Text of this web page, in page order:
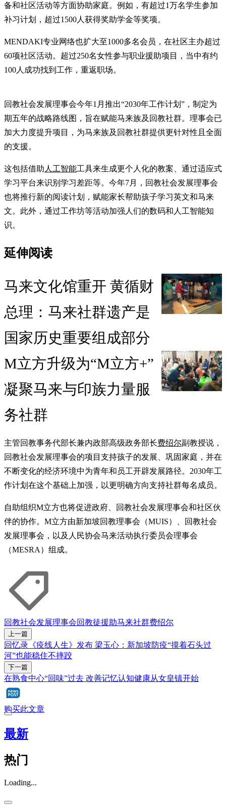
备和社区活动等方面协助家庭。例如，有超过1万名学生参加
补习计划，超过1500人获得奖助学金等奖项。
MENDAKI专业网络也扩大至1000多名会员，在社区主办超过
60项社区活动。超过250名女性参与职业援助项目，当中有约
100人成功找到工作，重返职场。
回教社会发展理事会今年1月推出“2030年工作计划”，制定为
期五年的战略路线图，旨在赋能马来族及回教社群。理事会已
加大力度提升项目，为马来族及回教社群提供更针对性且全面
的支援。
这包括借助 人工智能工具来生成更个人化的教案、通过适应式
学习平台来识别学习差距等。今年7月，回教社会发展理事会
也将推行新的阅读计划，赋能家长帮助孩子学习英文和马来
文。此外，通过工作坊等活动加强人们的数码和人工智能知
识。
延伸阅读
马来文化馆重开 黄循财
总理：马来社群遗产是
国家历史重要组成部分
M立方升级为“M立方+”
凝聚马来与印族力量服
务社群
主管回教事务代部长兼内政部高级政务部长费绍尔副教授说，
回教社会发展理事会的项目支持孩子的发展、巩固家庭，并在
不断变化的经济环境中为青年和员工开辟发展路径。2030年工
作计划在这个基础上加强，以更明确方向支持社群每名成员。
自助组织M立方也将促进政府、回教社会发展理事会和社区伙
伴的协作。M立方由新加坡回教理事会（MUIS）、回教社会
发展理事会，以及人民协会马来活动执行委员会理事会
（MESRA）组成。
回教社会发展理事会回教徒援助马来社群费绍尔
上一篇
回忆录《疫线人生》发布 梁玉心：新加坡防疫“摸着石头过
河”也能稳住不摔跤
下一篇
在熟食中心“回味”过去 改善记忆认知健康从女皇镇开始
购买此文章
最新
热门
Loading...